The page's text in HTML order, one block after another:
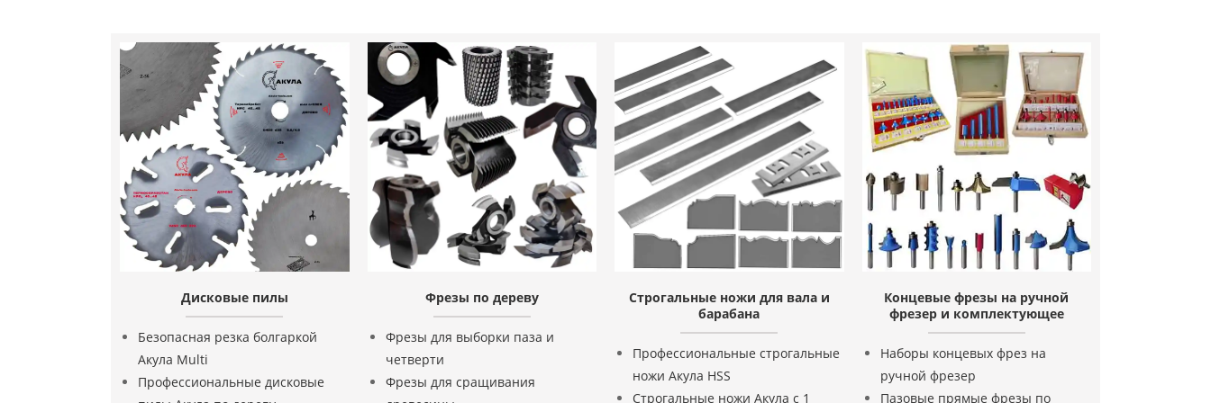
Дисковые пилы
Безопасная резка болгаркой
Акула Multi
Профессиональные дисковые
Фрезы по дереву
Фрезы для выборки паза и
четверти
Фрезы для сращивания
Строгальные ножи для вала и
барабана
Профессиональные строгальные
ножи Акула HSS
Строгальные ножи Акула с 1
Концевые фрезы на ручной
фрезер и комплектующее
Наборы концевых фрез на
ручной фрезер
Пазовые прямые фрезы по